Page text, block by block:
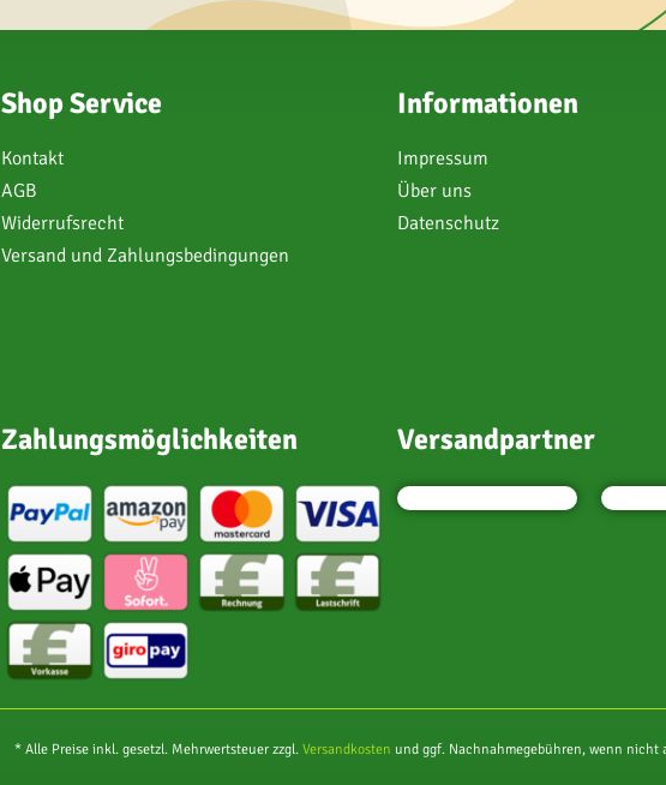
Shop Service
Kontakt
AGB
Widerrufsrecht
Versand und Zahlungsbedingungen
Informationen
Impressum
Über uns
Datenschutz
Zahlungsmöglichkeiten Versandpartner
* Alle Preise inkl. gesetzl. Mehrwertsteuer zzgl. Versandkosten und ggf. Nachnahmegebühren, wenn nicht